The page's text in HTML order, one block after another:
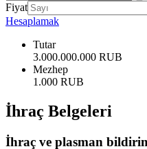
Fiyat
Hesaplamak
Tutar
3.000.000.000 RUB
Mezhep
1.000 RUB
İhraç Belgeleri
İhraç ve plasman